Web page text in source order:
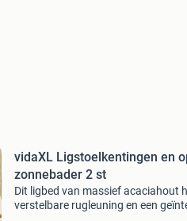
vidaXL Ligstoelkentingen en
zonnebader 2 st
Dit ligbed van massief acaciahout
verstelbare rugleuning en een